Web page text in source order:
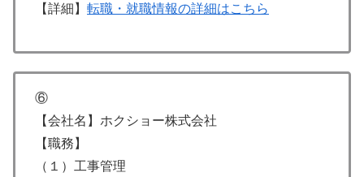
【詳細】 転職・就職情報の詳細はこちら
⑥
【会社名】ホクショー株式会社
【職務】
（１）工事管理